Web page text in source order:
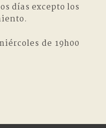
días excepto los
de 19h00